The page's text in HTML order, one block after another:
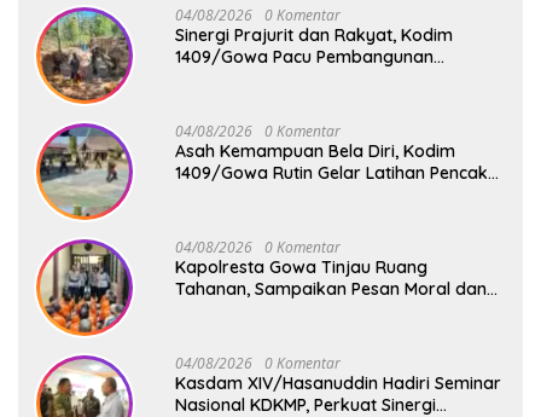
04/08/2026 0 Komentar
Sinergi Prajurit dan Rakyat, Kodim
1409/Gowa Pacu Pembangunan
04/08/2026 0 Komentar
Asah Kemampuan Bela Diri, Kodim
1409/Gowa Rutin Gelar Latihan Pencak
04/08/2026 0 Komentar
Kapolresta Gowa Tinjau Ruang
Tahanan, Sampaikan Pesan Moral dan
04/08/2026 0 Komentar
Kasdam XIV/Hasanuddin Hadiri Seminar
Nasional KDKMP, Perkuat Sinergi